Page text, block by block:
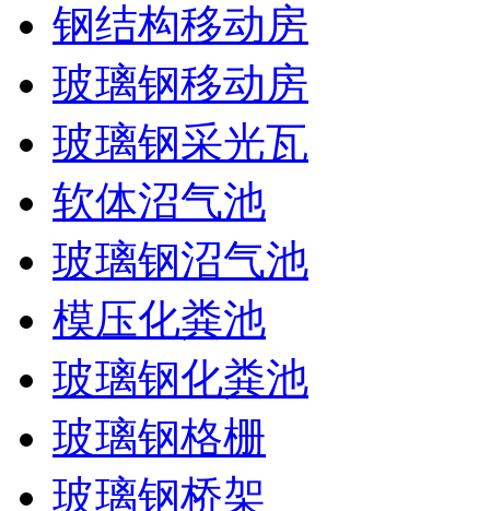
钢结构移动房
玻璃钢移动房
玻璃钢采光瓦
软体沼气池
玻璃钢沼气池
模压化粪池
玻璃钢化粪池
玻璃钢格栅
玻璃钢桥架